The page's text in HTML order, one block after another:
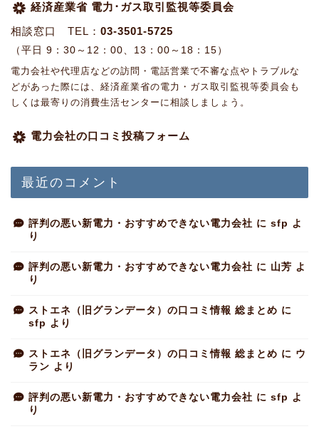
経済産業省 電力･ガス取引監視等委員会
相談窓口 TEL： 03-3501-5725
（平日 9：30～12：00、13：00～18：15）
電力会社や代理店などの訪問・電話営業で不審な点やトラブルな
どがあった際には、経済産業省の電力・ガス取引監視等委員会も
しくは最寄りの消費生活センターに相談しましょう。
電力会社の口コミ投稿フォーム
最近のコメント
評判の悪い新電力・おすすめできない電力会社 に sfp よ
り
評判の悪い新電力・おすすめできない電力会社 に 山芳 よ
り
ストエネ（旧グランデータ）の口コミ情報 総まとめ に
sfp より
ストエネ（旧グランデータ）の口コミ情報 総まとめ に ウ
ラン より
評判の悪い新電力・おすすめできない電力会社 に sfp よ
り